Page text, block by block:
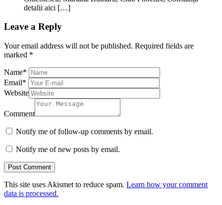
detalii aici […]
Leave a Reply
Your email address will not be published. Required fields are
marked *
Name*
Email*
Website
Comment
Notify me of follow-up comments by email.
Notify me of new posts by email.
This site uses Akismet to reduce spam. Learn how your comment
data is processed.